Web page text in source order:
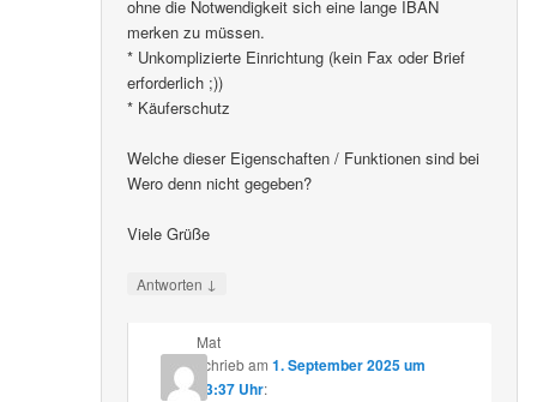
ohne die Notwendigkeit sich eine lange IBAN
merken zu müssen.
* Unkomplizierte Einrichtung (kein Fax oder Brief
erforderlich ;))
* Käuferschutz
Welche dieser Eigenschaften / Funktionen sind bei
Wero denn nicht gegeben?
Viele Grüße
Antworten ↓
Mat
schriebam 1. September 2025 um
23:37 Uhr: